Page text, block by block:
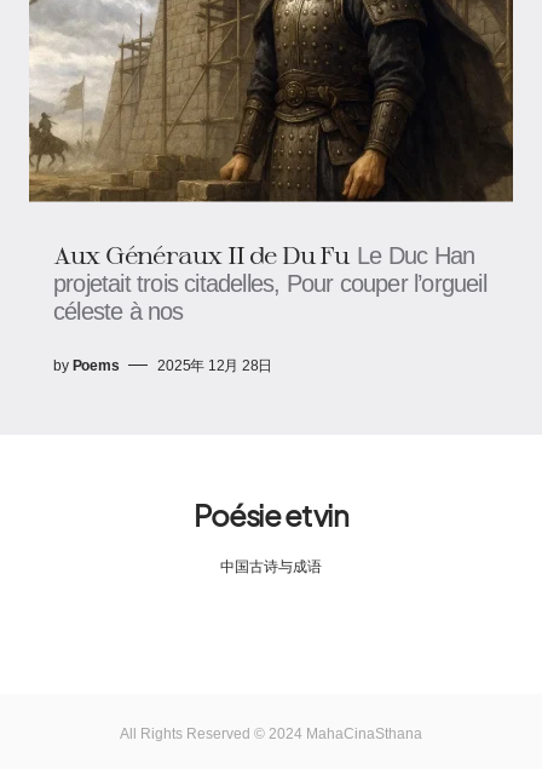
Aux Généraux II de Du Fu Le Duc Han
projetait trois citadelles, Pour couper l’orgueil
céleste à nos
by Poems 2025年 12月 28日
Poésie et vin
中国古诗与成语
All Rights Reserved © 2024 MahaCinaSthana